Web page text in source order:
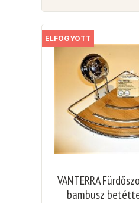
ELFOGYOTT
VANTERRA
bambusz